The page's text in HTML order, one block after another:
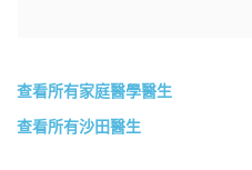
查看所有家庭醫學醫生
查看所有沙田醫生